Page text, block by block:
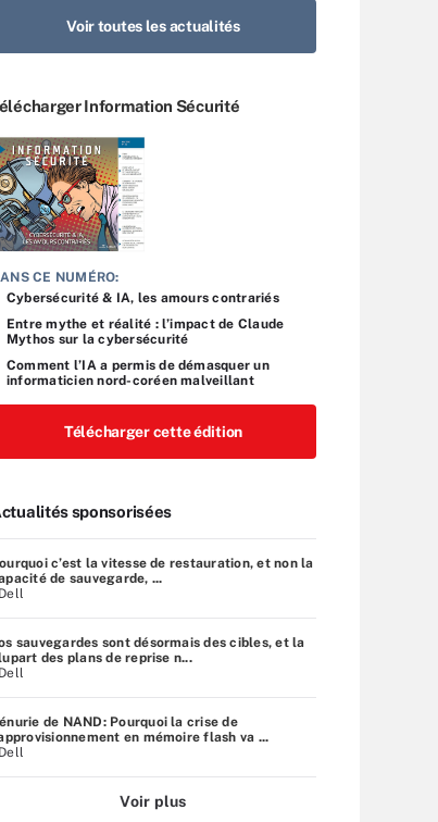
Voir toutes les actualités
Information Sécurité
CE NUMÉRO:
Cybersécurité & IA, les amours contrariés
Entre mythe et réalité : l’impact de Claude
Mythos sur la cybersécurité
Comment l’IA a permis de démasquer un
informaticien nord-coréen malveillant
Télécharger cette édition
sponsorisées
c’est la vitesse de restauration, et non la
de sauvegarde, ...
sauvegardes sont désormais des cibles, et la
des plans de reprise n...
de NAND: Pourquoi la crise de
en mémoire flash va ...
Voir plus